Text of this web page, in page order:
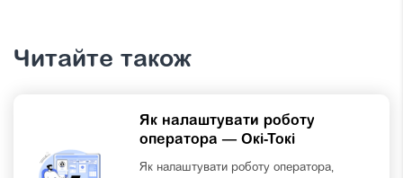
Читайте також
Як налаштувати роботу
оператора — Окі-Токі
Як налаштувати роботу оператора,